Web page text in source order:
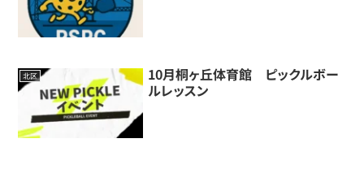
北区
10月桐ヶ丘体育館 ピックルボー
ルレッスン